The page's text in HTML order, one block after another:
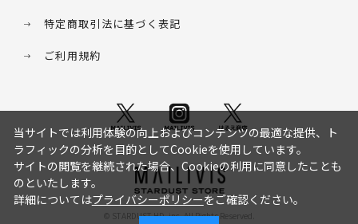
特定商取引法に基づく表記
ご利用規約
© STARDUST HD. inc. All Rights Reserved.
当サイトでは利用体験の向上およびコンテンツの最適な提供、ト
ラフィックの分析を目的としてCookieを使用しています。
サイトの閲覧を継続された場合、Cookieの利用に同意したことも
のといたします。
詳細についてはプライバシーポリシーをご確認ください。